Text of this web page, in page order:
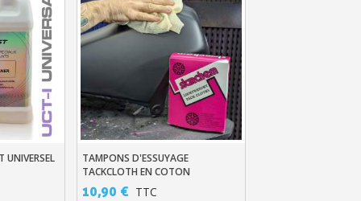
Ajouter Au Panier
TAMPONS D'ESSUYAGE
TACKCLOTH EN COTON
ANTIPOUSSIÈRE X10
10,90 € TTC